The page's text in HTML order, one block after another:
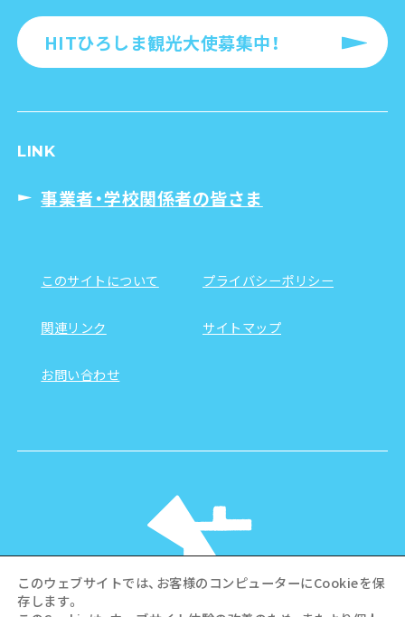
HITひろしま観光大使募集中！
LINK
事業者・学校関係者の皆さま
このサイトについて プライバシーポリシー
関連リンク サイトマップ
お問い合わせ
このウェブサイトでは、お客様のコンピューターにCookieを保
存します。